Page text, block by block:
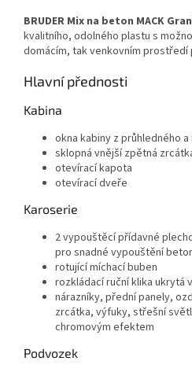
BRUDER Mix na beton MACK
kvalitního, odolného plastu s
domácím, tak venkovním prostředí
Hlavní přednosti
Kabina
okna kabiny z průhledného
sklopná vnější zpětná
otevírací kapota
otevírací dveře
Karoserie
2 vypouštěcí přídavné
pro snadné vypouštění
rotující míchací buben
rozkládací ruční klika ukrytá
nárazníky, přední panely,
zrcátka, výfuky, střešní
chromovým efektem
Podvozek